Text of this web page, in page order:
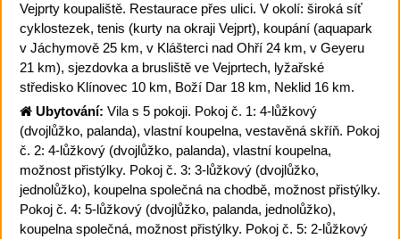
Vejprty koupaliště. Restaurace přes ulici. V okolí: široká síť
cyklostezek, tenis (kurty na okraji Vejprt), koupání (aquapark
v Jáchymově 25 km, v Klášterci nad Ohří 24 km, v Geyeru
21 km), sjezdovka a brusliště ve Vejprtech, lyžařské
středisko Klínovec 10 km, Boží Dar 18 km, Neklid 16 km.
Ubytování: Vila s 5 pokoji. Pokoj č. 1: 4-lůžkový
(dvojlůžko, palanda), vlastní koupelna, vestavěná skříň. Pokoj
č. 2: 4-lůžkový (dvojlůžko, palanda), vlastní koupelna,
možnost přistýlky. Pokoj č. 3: 3-lůžkový (dvojlůžko,
jednolůžko), koupelna společná na chodbě, možnost přistýlky.
Pokoj č. 4: 5-lůžkový (dvojlůžko, palanda, jednolůžko),
koupelna společná, možnost přistýlky. Pokoj č. 5: 2-lůžkový